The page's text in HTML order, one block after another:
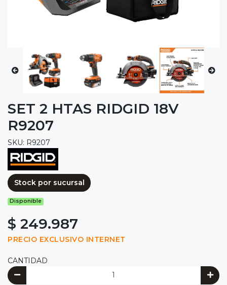
SET 2 HTAS RIDGID 18V
R9207
SKU: R9207
Stock por sucursal
Disponible
$ 249.987
PRECIO EXCLUSIVO INTERNET
CANTIDAD